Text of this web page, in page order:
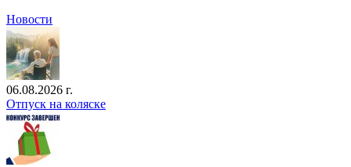
Новости
06.08.2026 г.
Отпуск на коляске